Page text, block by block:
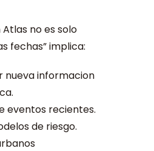
no es solo
fechas” implica:
nueva informacion
eventos recientes.
de riesgo.